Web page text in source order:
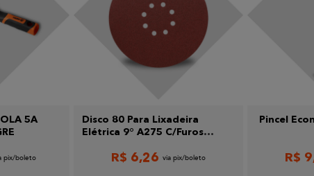
5A
Disco 80 Para Lixadeira
Elétrica 9° A275 C/Furos
R$ 6,26
Pincel
R$ 9